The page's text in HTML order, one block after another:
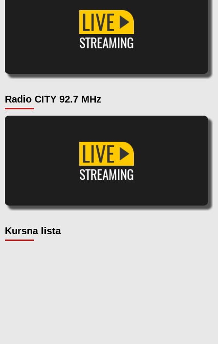
Radio CITY 92.7 MHz
Kursna lista